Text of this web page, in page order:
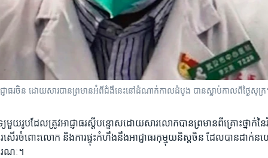
ាធរ​ចិន ដោយ​សារ​បាន​ព្រមាន​អំពី​ជំងឺ​នេះ​នៅ​ដំណាក់​កាល​ដំបូង ​បាន​ស្លាប់​កាល​ពី​ថ្ងៃ​សុក្រ
យ​មួយ​រូប​ដែលត្រូវអាជ្ញាធរ​ស្តី​បន្ទោស​ដោយ​សារ​លោក​បាន​ព្រមាន​ពី​គ្រោះថ្នាក់​ន
ើរ​ចំពោះ​លោក​ និង​ការ​ផ្ទុះ​កំហឹង​នឹង​អាជ្ញាធរ​កុម្មុយនិស្ត​ចិន ដែល​បាន​ដាក់​
រណៈ។